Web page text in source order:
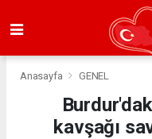
Anasayfa GENEL
kavşağı